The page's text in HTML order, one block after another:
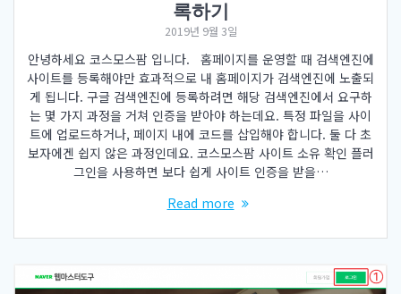
록하기
2019년 9월 3일
안녕하세요 코스모스팜 입니다. 홈페이지를 운영할 때 검색엔진에
사이트를 등록해야만 효과적으로 내 홈페이지가 검색엔진에 노출되
게 됩니다. 구글 검색엔진에 등록하려면 해당 검색엔진에서 요구하
는 몇 가지 과정을 거쳐 인증을 받아야 하는데요. 특정 파일을 사이
트에 업로드하거나, 페이지 내에 코드를 삽입해야 합니다. 둘 다 초
보자에겐 쉽지 않은 과정인데요. 코스모스팜 사이트 소유 확인 플러
그인을 사용하면 보다 쉽게 사이트 인증을 받을…
Read more